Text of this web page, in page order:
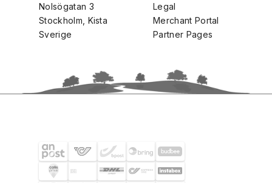
Nolsögatan 3
Stockholm, Kista
Sverige
Legal
Merchant Portal
Partner Pages